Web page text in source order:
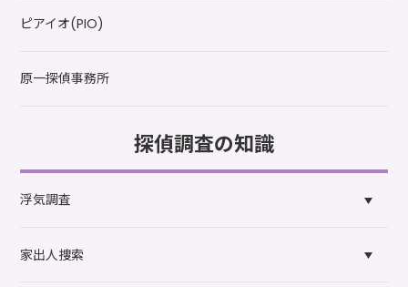
ピアイオ(PIO)
原一探偵事務所
探偵調査の知識
浮気調査
家出人捜索